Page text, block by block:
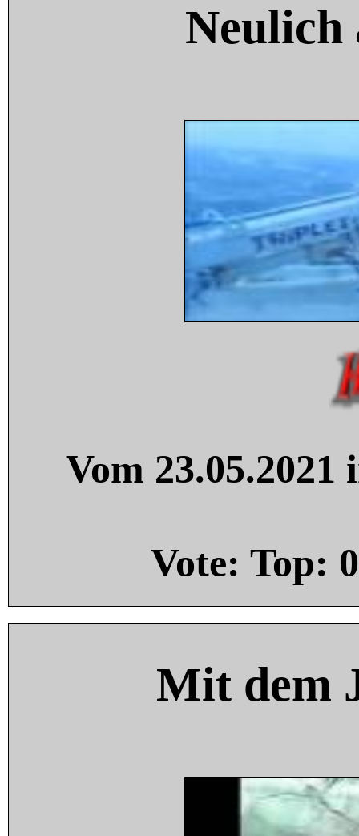
Neulich
Vom
Vote: Top: 0
Mit dem